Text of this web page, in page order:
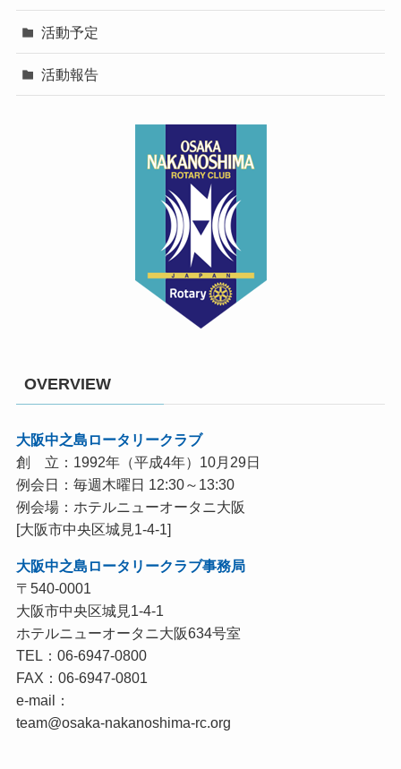
活動予定
活動報告
OVERVIEW
大阪中之島ロータリークラブ
創 立：1992年（平成4年）10月29日
例会日：毎週木曜日 12:30～13:30
例会場：ホテルニューオータニ大阪
[大阪市中央区城見1-4-1]
大阪中之島ロータリークラブ事務局
〒540-0001
大阪市中央区城見1-4-1
ホテルニューオータニ大阪634号室
TEL：06-6947-0800
FAX：06-6947-0801
e-mail：
team@osaka-nakanoshima-rc.org